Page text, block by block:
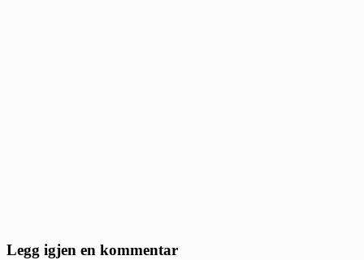
Reader
Legg igjen en kommentar